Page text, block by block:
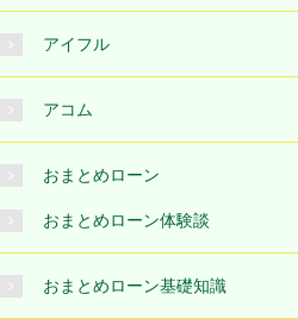
アイフル
アコム
おまとめローン
おまとめローン体験談
おまとめローン基礎知識